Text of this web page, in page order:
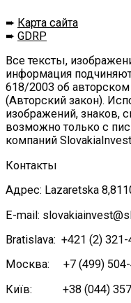
➨ Карта сайта
➨ GDRP
Все тексты,
информация
618/2003 об
(Авторский закон).
изображений, знаков,
возможно только с
компаний SlovakiaInvest
Контакты
Адрес: Lazaretska
E-mail:
Bratislava: +421 (2) 321-
Москва: +7 (499) 504-
Київ: +38 (044)